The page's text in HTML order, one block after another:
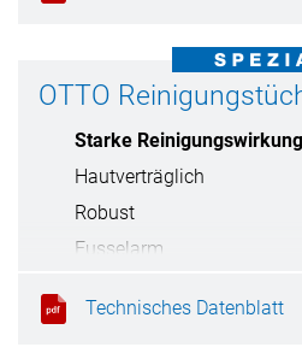
OTTO
Starke Reinigungswirkung
Hautverträglich
Robust
Fusselarm
Technisches Datenblatt